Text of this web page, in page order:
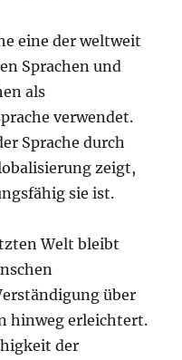
eine der weltweit
Sprachen und
als
verwendet.
Sprache durch
zeigt,
sie ist.
Welt bleibt
über
hinweg erleichtert.
der